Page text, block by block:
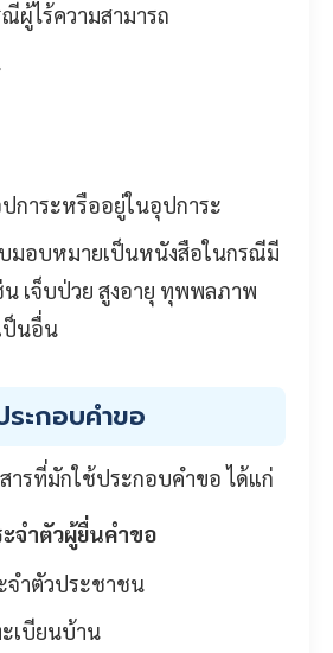
ผู้ไร้ความสามารถ
การะหรืออยู่ในอุปการะ
มอบหมายเป็นหนังสือในกรณีมี
น เจ็บป่วย สูงอายุ ทุพพลภาพ
ป็นอื่น
ระกอบคำขอ
ารที่มักใช้ประกอบคำขอ ได้แก่
ะจำตัวผู้ยื่นคำขอ
จำตัวประชาชน
เบียนบ้าน